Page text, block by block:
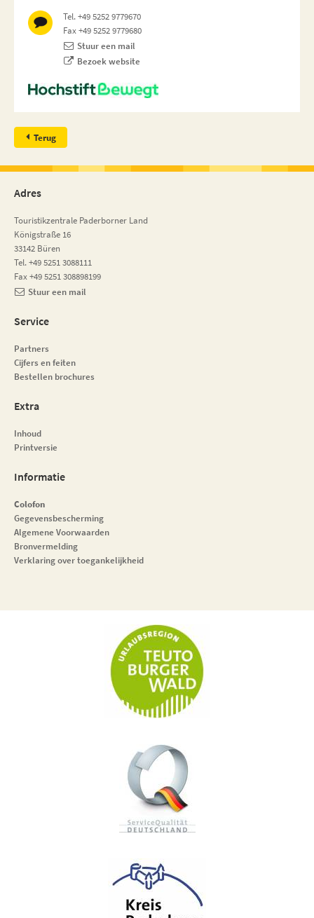
Tel. +49 5252 9779670
Fax +49 5252 9779680
Stuur een mail
Bezoek website
Terug
Adres
Touristikzentrale Paderborner Land
Königstraße 16
33142 Büren
Tel. +49 5251 3088111
Fax +49 5251 308898199
Stuur een mail
Service
Partners
Cijfers en feiten
Bestellen brochures
Extra
Inhoud
Printversie
Informatie
Colofon
Gegevensbescherming
Algemene Voorwaarden
Bronvermelding
Verklaring over toegankelijkheid